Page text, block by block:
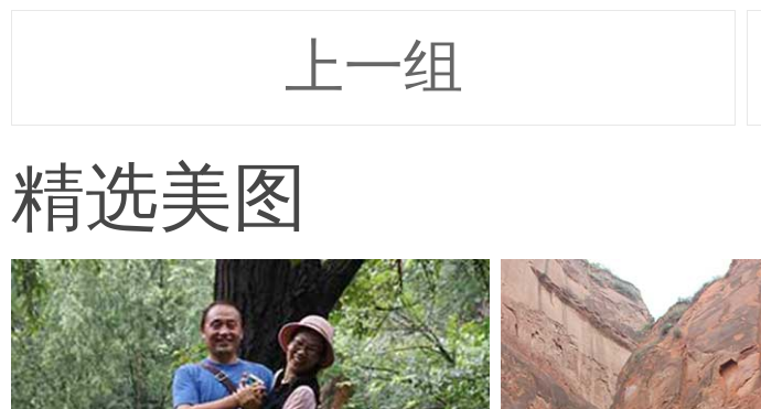
上一组
精选美图